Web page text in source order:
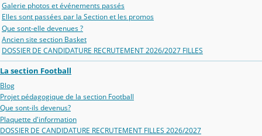
Galerie photos et événements passés
Elles sont passées par la Section et les promos
Que sont-elle devenues ?
Ancien site section Basket
DOSSIER DE CANDIDATURE RECRUTEMENT 2026/2027 FILLES
La section Football
Blog
Projet pédagogique de la section Football
Que sont-ils devenus?
Plaquette d'information
DOSSIER DE CANDIDATURE RECRUTEMENT FILLES 2026/2027